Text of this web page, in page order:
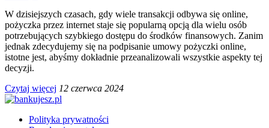
W dzisiejszych czasach, gdy wiele transakcji odbywa się online,
pożyczka przez internet staje się popularną opcją dla wielu osób
potrzebujących szybkiego dostępu do środków finansowych. Zanim
jednak zdecydujemy się na podpisanie umowy pożyczki online,
istotne jest, abyśmy dokładnie przeanalizowali wszystkie aspekty tej
decyzji.
Czytaj więcej 12 czerwca 2024
Polityka prywatności